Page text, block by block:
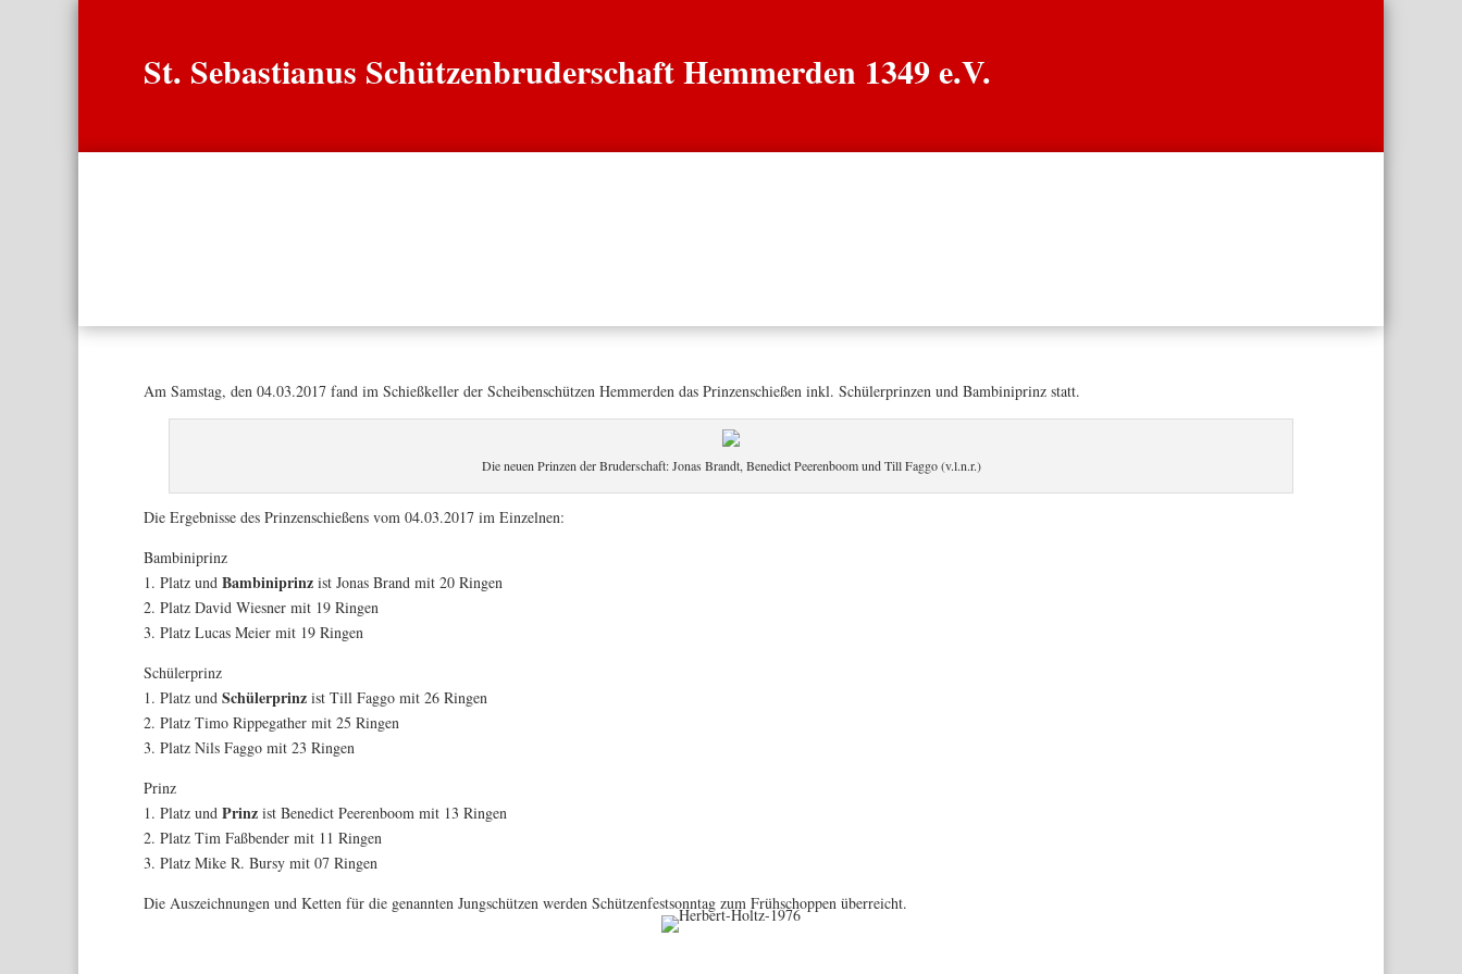
St. Sebastianus Schützenbruderschaft Hemmerden 1349 e.V.
Am Samstag, den 04.03.2017 fand im Schießkeller der Scheibenschützen Hemmerden das Prinzenschießen inkl. Schülerprinzen und Bambiniprinz statt.
Die neuen Prinzen der Bruderschaft: Jonas Brandt, Benedict Peerenboom und Till Faggo (v.l.n.r.)
Die Ergebnisse des Prinzenschießens vom 04.03.2017 im Einzelnen:
Bambiniprinz
1. Platz und Bambiniprinz ist Jonas Brand mit 20 Ringen
2. Platz David Wiesner mit 19 Ringen
3. Platz Lucas Meier mit 19 Ringen
Schülerprinz
1. Platz und Schülerprinz ist Till Faggo mit 26 Ringen
2. Platz Timo Rippegather mit 25 Ringen
3. Platz Nils Faggo mit 23 Ringen
Prinz
1. Platz und Prinz ist Benedict Peerenboom mit 13 Ringen
2. Platz Tim Faßbender mit 11 Ringen
3. Platz Mike R. Bursy mit 07 Ringen
Die Auszeichnungen und Ketten für die genannten Jungschützen werden Schützenfestsonntag zum Frühschoppen überreicht.